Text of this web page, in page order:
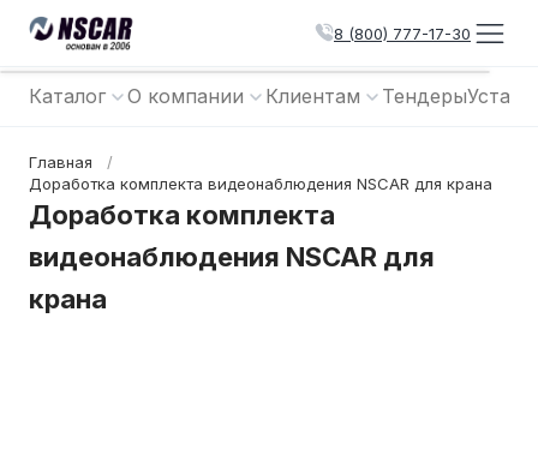
8 (800) 777-17-30
Каталог О компании Клиентам Тендеры
Главная
/
Доработка комплекта видеонаблюдения NSCAR для крана
Доработка комплекта
видеонаблюдения NSCAR для
крана